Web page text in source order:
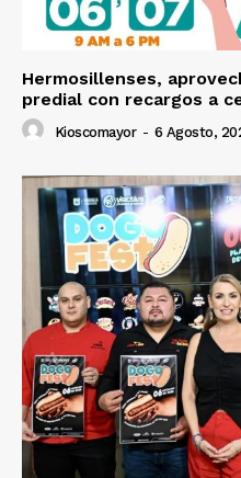
Hermosillenses,
predial con recargos a
Kioscomayor - 6 Agosto,